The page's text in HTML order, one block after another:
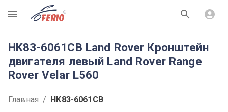
R
HK83-6061CB Land Rover Кронштейн
двигателя левый Land Rover Range
Rover Velar L560
Главная / HK83-6061CB